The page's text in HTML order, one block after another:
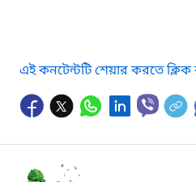
এই কনটেন্টটি শেয়ার করতে